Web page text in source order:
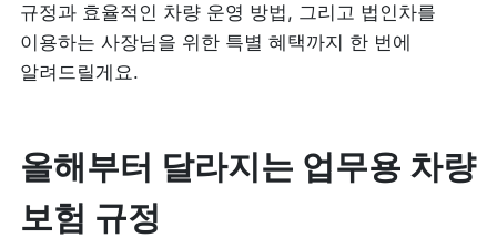
규정과 효율적인 차량 운영 방법, 그리고 법인차를
이용하는 사장님을 위한 특별 혜택까지 한 번에
알려드릴게요.
올해부터 달라지는 업무용 차량
보험 규정